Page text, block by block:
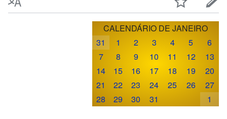
CALENDÁRIO DE JANEIRO
31
1 2 3 4 5
6
7
8 9 10 11 12
13
14
15 16 17 18 19
20
21
22 23 24 25 26
27
28
29 30 31 1